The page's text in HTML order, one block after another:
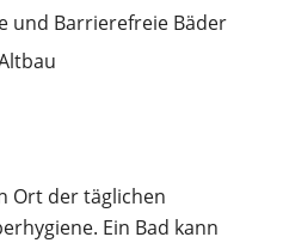
und Barrierefreie Bäder
Ort der täglichen
Ein Bad kann